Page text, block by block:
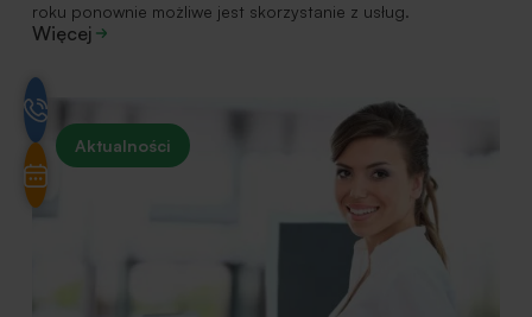
roku ponownie możliwe jest skorzystanie z usług.
Więcej
Aktualności